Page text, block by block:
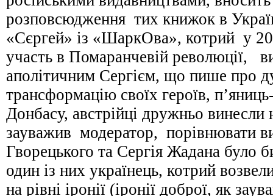
розповсюдження тих книжок в
«Сєргей» із «ШаркОва», котрий у
участь в Помаранчевій революції,
аполітичним Сергієм, що пише про
трансформацію своїх героїв,
Донбасу, австрійці дружньо винесли
зауважив модератор, порівнювати
Гворецького та Сергія Жадана було
один із них українець, котрий
на рівні іронії (іронії доброї, як